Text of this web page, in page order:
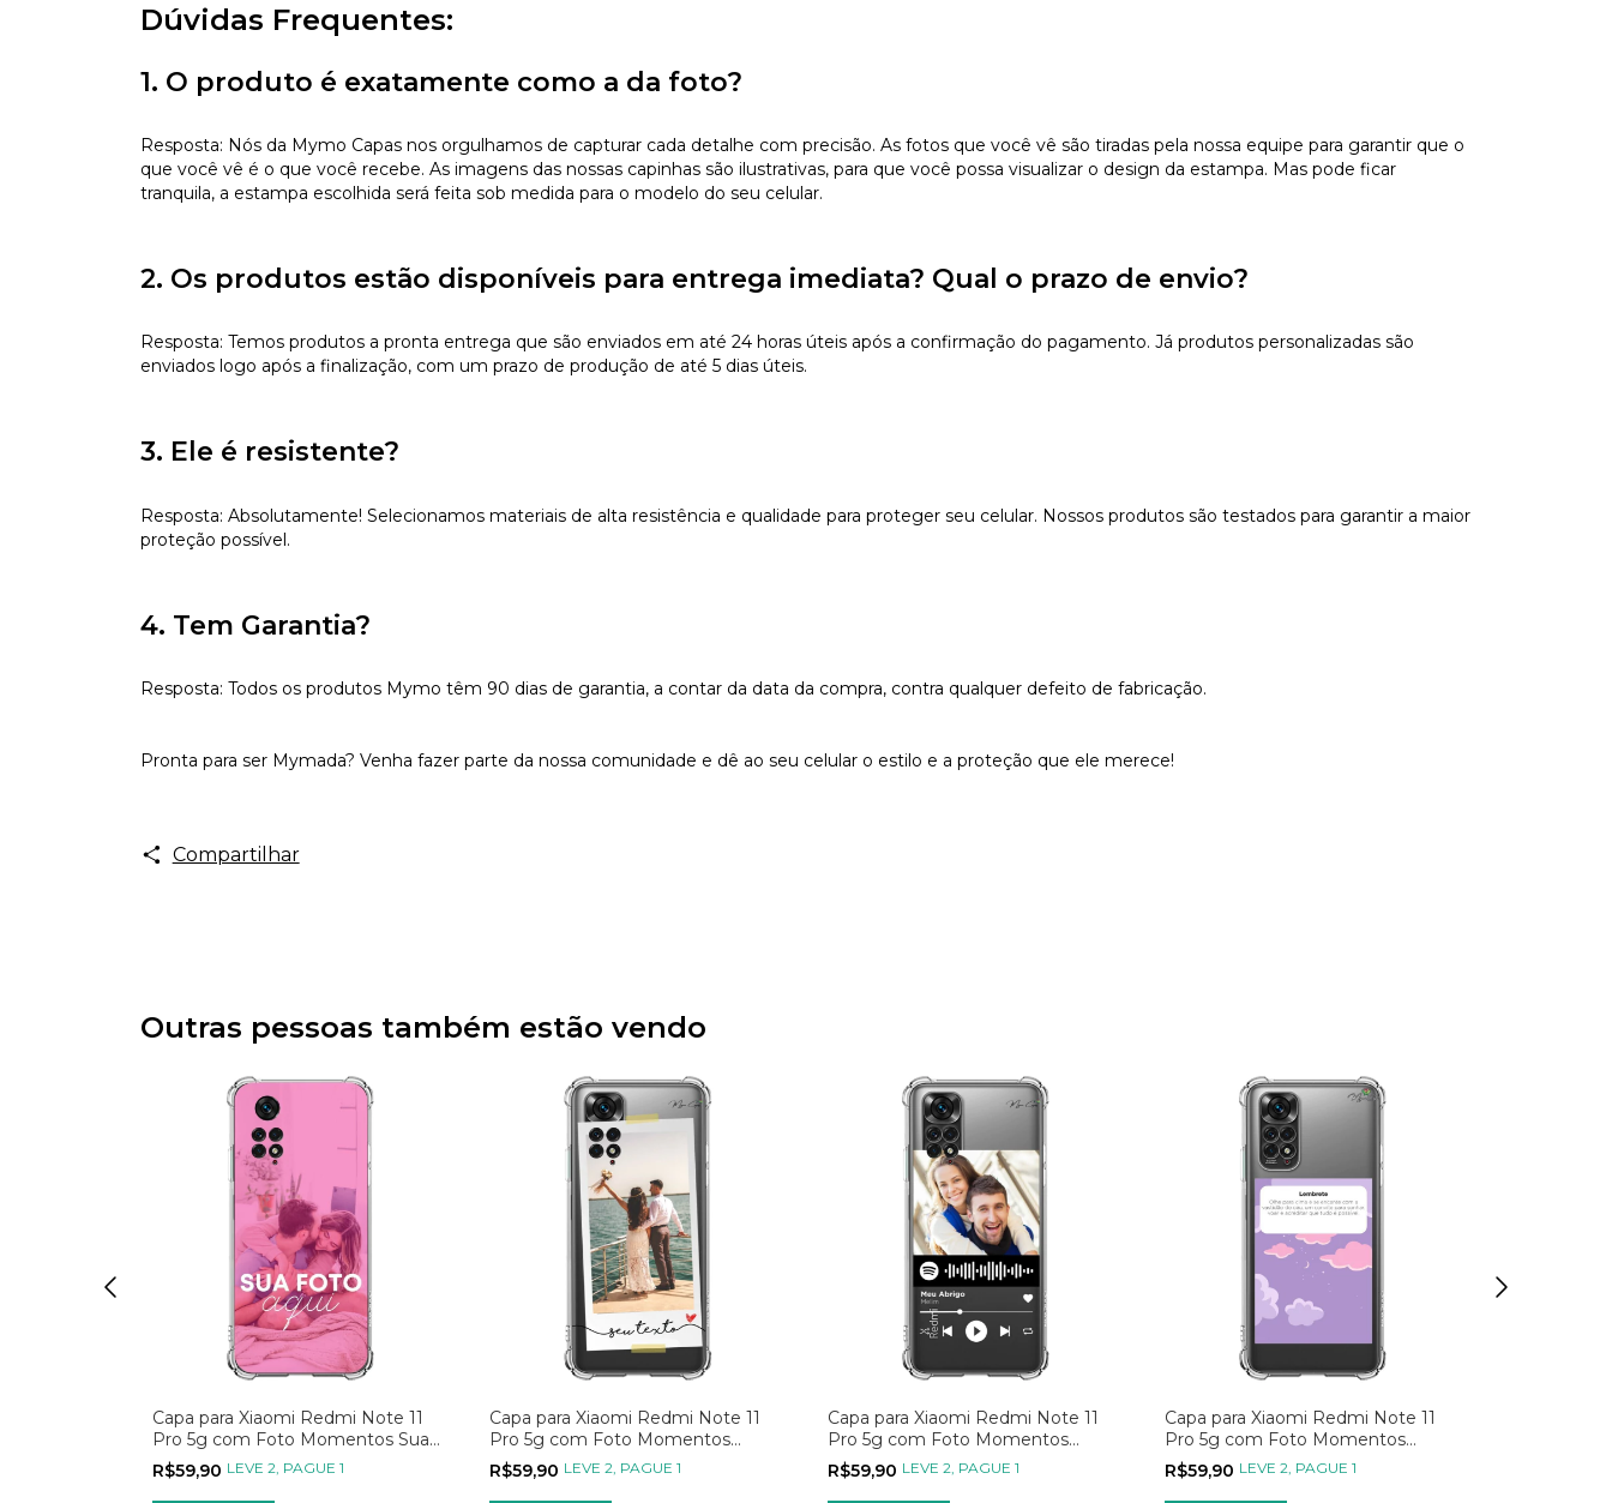
Dúvidas Frequentes:
1. O produto é exatamente como a da foto?
Resposta: Nós da Mymo Capas nos orgulhamos de capturar cada detalhe com precisão. As fotos que você vê são tiradas pela nossa equipe para garantir que o
que você vê é o que você recebe. As imagens das nossas capinhas são ilustrativas, para que você possa visualizar o design da estampa. Mas pode ficar
tranquila, a estampa escolhida será feita sob medida para o modelo do seu celular.
2. Os produtos estão disponíveis para entrega imediata? Qual o prazo de envio?
Resposta: Temos produtos a pronta entrega que são enviados em até 24 horas úteis após a confirmação do pagamento. Já produtos personalizadas são
enviados logo após a finalização, com um prazo de produção de até 5 dias úteis.
3. Ele é resistente?
Resposta: Absolutamente! Selecionamos materiais de alta resistência e qualidade para proteger seu celular. Nossos produtos são testados para garantir a maior
proteção possível.
4. Tem Garantia?
Resposta: Todos os produtos Mymo têm 90 dias de garantia, a contar da data da compra, contra qualquer defeito de fabricação.
Pronta para ser Mymada? Venha fazer parte da nossa comunidade e dê ao seu celular o estilo e a proteção que ele merece!
Compartilhar
Outras pessoas também estão vendo
Capa para Xiaomi Redmi Note 11
Pro 5g com Foto Momentos Sua
Foto
R$59,90 LEVE 2, PAGUE 1
Capa para Xiaomi Redmi Note 11
Pro 5g com Foto Momentos
Polaroid
R$59,90 LEVE 2, PAGUE 1
Capa para Xiaomi Redmi Note 11
Pro 5g com Foto Momentos
Spotify
R$59,90 LEVE 2, PAGUE 1
Capa para Xiaomi Redmi Note 11
Pro 5g com Foto Momentos
Lembrete
R$59,90 LEVE 2, PAGUE 1